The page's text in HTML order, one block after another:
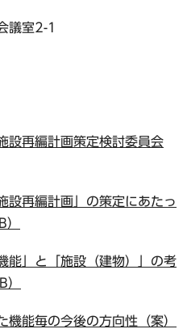
議室2-1
設再編計画策定検討委員会
設再編計画」の策定にあたっ
能」と「施設（建物）」の考
機能毎の今後の方向性（案）